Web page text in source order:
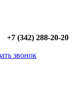
+7 (342) 288-20-20
звонок